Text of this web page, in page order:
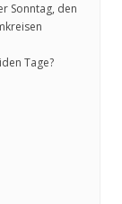
Sonntag, den
Tage?